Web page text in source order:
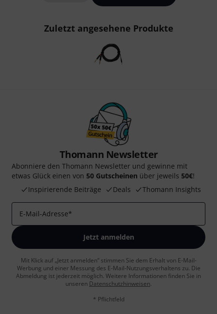
Zuletzt angesehene Produkte
Thomann Newsletter
Abonniere den Thomann Newsletter und gewinne mit
etwas Glück einen von 50 Gutscheinen über jeweils 50€!
Inspirierende Beiträge
Deals Thomann Insights
E-Mail-Adresse*
Jetzt anmelden
Mit Klick auf „Jetzt anmelden“ stimmen Sie dem Erhalt von E-Mail-
Werbung und einer Messung des E-Mail-Nutzungsverhaltens zu. Die
Abmeldung ist jederzeit möglich. Weitere Informationen finden Sie in
unseren Datenschutzhinweisen.
* Pflichtfeld